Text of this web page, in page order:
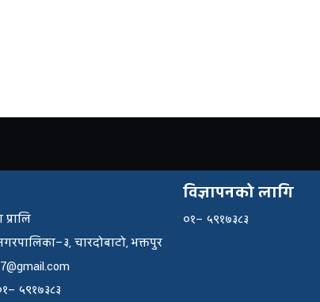
चारदोबाटो, भक्तपुर
५९१७३८३
विज्ञापनको लागि
०१– ५९१७३८३